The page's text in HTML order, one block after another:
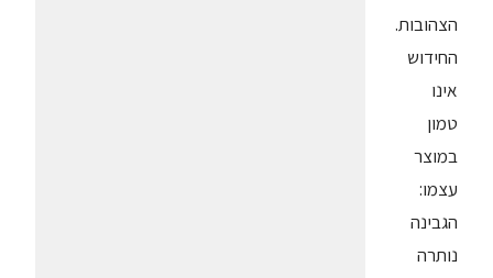
הצהובות.
החידוש
אינו
טמון
במוצר
עצמו:
הגבינה
נותרה